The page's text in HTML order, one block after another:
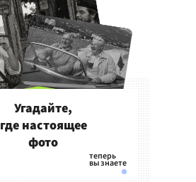
Угадайте,
где настоящее
фото